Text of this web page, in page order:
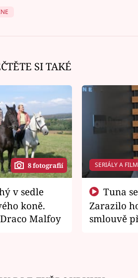
SI TAKÉ
8 fotografií
koně.
Malfoy
SERIÁLY A
Zarazilo
smlouvě